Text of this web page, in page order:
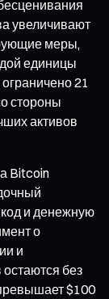
увеличивают
меры,
единицы
21
стороны
активов
Bitcoin
код и денежную
о
и
без
$100